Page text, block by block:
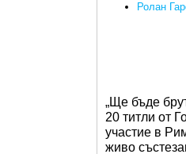
Ролан
„Ще бъде
20 титли от
участие в
живо